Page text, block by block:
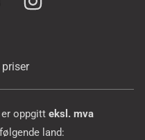
oppgitt eksl. mva
land: